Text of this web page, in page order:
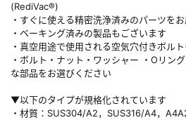
(RediVac®)
・すぐに使える精密洗浄済みのパーツを
・ベーキング済みの製品もございます
・真空用途で使用される空気穴付きボル
・ボルト・ナット・ワッシャー ・Oリン
な部品をお選びください
▼以下のタイプが規格化されています
・材質：SUS304/A2，SUS316/A4，